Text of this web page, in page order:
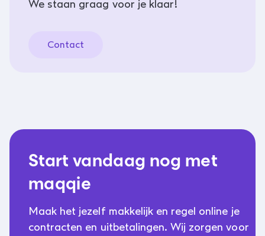
We staan graag voor je klaar!
Contact
Start vandaag nog met
maqqie
Maak het jezelf makkelijk en regel online je
contracten en uitbetalingen. Wij zorgen voor